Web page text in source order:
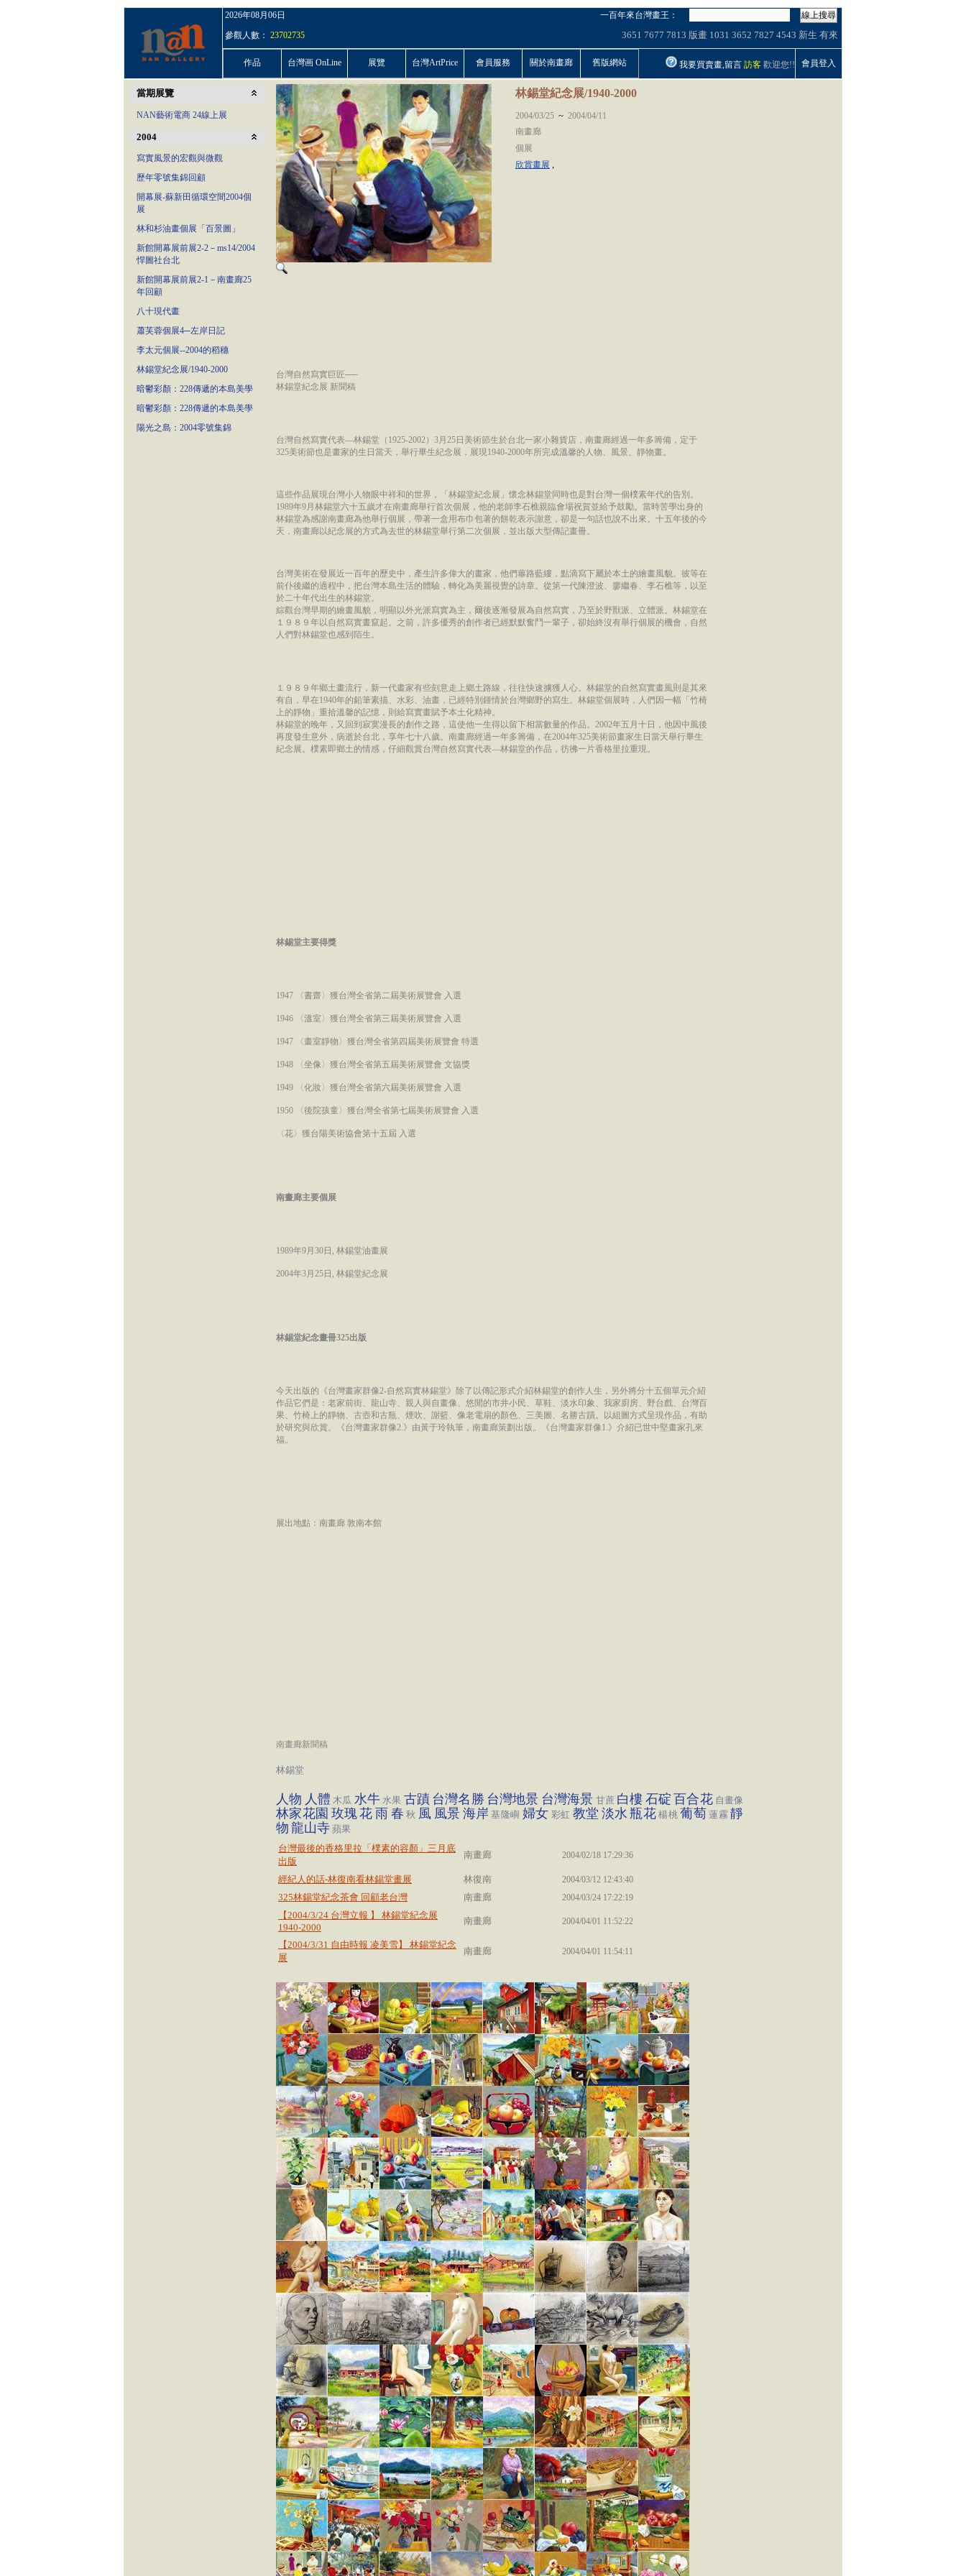
2026年08月06日 一百年來台灣畫王：
線上搜尋
參觀人數： 23702735 3651 7677 7813 版畫 1031 3652 7827 4543 新生 有來
作品 台灣画 OnLine 展覽 台灣ArtPrice 會員服務 關於南畫廊 舊版網站 我要買賣畫,留言 訪客 歡迎您!! 會員登入
當期展覽
NAN藝術電商 24線上展
2004
寫實風景的宏觀與微觀
歷年零號集錦回顧
開幕展-蘇新田循環空間2004個
展
林和杉油畫個展「百景圖」
新館開幕展前展2-2－ms14/2004
悍圖社台北
新館開幕展前展2-1－南畫廊25
年回顧
八十現代畫
蕭芙蓉個展4─左岸日記
李太元個展--2004的稻穗
林錫堂紀念展/1940-2000
暗鬱彩顏：228傳遞的本島美學
暗鬱彩顏：228傳遞的本島美學
陽光之島：2004零號集錦
林錫堂紀念展/1940-2000
2004/03/25 ~ 2004/04/11
南畫廊
個展
欣賞畫展 ,
台灣自然寫實巨匠──
林錫堂紀念展 新聞稿
台灣自然寫實代表—林錫堂（1925-2002）3月25日美術節生於台北一家小雜貨店，南畫廊經過一年多籌備，定于
325美術節也是畫家的生日當天，舉行畢生紀念展，展現1940-2000年所完成溫馨的人物、風景、靜物畫。
這些作品展現台灣小人物眼中祥和的世界，「林錫堂紀念展」懷念林錫堂同時也是對台灣一個樸素年代的告別。
1989年9月林錫堂六十五歲才在南畫廊舉行首次個展，他的老師李石樵親臨會場祝賀並給予鼓勵。當時苦學出身的
林錫堂為感謝南畫廊為他舉行個展，帶著一盒用布巾包著的餅乾表示謝意，卻是一句話也說不出來。十五年後的今
天，南畫廊以紀念展的方式為去世的林錫堂舉行第二次個展，並出版大型傳記畫冊。
台灣美術在發展近一百年的歷史中，產生許多偉大的畫家，他們蓽路藍縷，點滴寫下屬於本土的繪畫風貌。彼等在
前仆後繼的過程中，把台灣本島生活的體驗，轉化為美麗視覺的詩章。從第一代陳澄波、廖繼春、李石樵等，以至
於二十年代出生的林錫堂。
綜觀台灣早期的繪畫風貌，明顯以外光派寫實為主，爾後逐漸發展為自然寫實，乃至於野獸派、立體派。林錫堂在
１９８９年以自然寫實畫竄起。之前，許多優秀的創作者已經默默奮鬥一輩子，卻始終沒有舉行個展的機會，自然
人們對林錫堂也感到陌生。
１９８９年鄉土畫流行，新一代畫家有些刻意走上鄉土路線，往往快速擄獲人心。林錫堂的自然寫實畫風則是其來
有自，早在1940年的鉛筆素描、水彩、油畫，已經特別鍾情於台灣鄉野的寫生。林錫堂個展時，人們因一幅「竹椅
上的靜物」重拾溫馨的記憶，則給寫實畫賦予本土化精神。
林錫堂的晚年，又回到寂寞漫長的創作之路，這使他一生得以留下相當數量的作品。2002年五月十日，他因中風後
再度發生意外，病逝於台北，享年七十八歲。南畫廊經過一年多籌備，在2004年325美術節畫家生日當天舉行畢生
紀念展。樸素即鄉土的情感，仔細觀賞台灣自然寫實代表—林錫堂的作品，彷彿一片香格里拉重現。
林錫堂主要得獎
1947 〈書齋〉獲台灣全省第二屆美術展覽會 入選
1946 〈溫室〉獲台灣全省第三屆美術展覽會 入選
1947 〈畫室靜物〉獲台灣全省第四屆美術展覽會 特選
1948 〈坐像〉獲台灣全省第五屆美術展覽會 文協獎
1949 〈化妝〉獲台灣全省第六屆美術展覽會 入選
1950 〈後院孩童〉獲台灣全省第七屆美術展覽會 入選
〈花〉獲台陽美術協會第十五屆 入選
南畫廊主要個展
1989年9月30日, 林錫堂油畫展
2004年3月25日, 林錫堂紀念展
林錫堂紀念畫冊325出版
今天出版的《台灣畫家群像2-自然寫實林錫堂》除了以傳記形式介紹林錫堂的創作人生，另外將分十五個單元介紹
作品它們是：老家前街、龍山寺、親人與自畫像、悠閒的市井小民、草鞋、淡水印象、我家廚房、野台戲、台灣百
果、竹椅上的靜物、古壺和古瓶、煙吹、謝籃、像老電扇的顏色、三美圖、名勝古蹟。以組圖方式呈現作品，有助
於研究與欣賞。《台灣畫家群像2.》由黃于玲執筆，南畫廊策劃出版。《台灣畫家群像1.》介紹已世中堅畫家孔來
福。
展出地點：南畫廊 敦南本館
南畫廊新聞稿
林錫堂
人物 人體 木瓜 水牛 水果 古蹟 台灣名勝 台灣地景 台灣海景 甘蔗 白樓 石碇 百合花 自畫像
林家花園 玫瑰花 雨 春 秋 風 風景 海岸 基隆嶼 婦女 彩虹 教堂 淡水 瓶花 楊桃 葡萄 蓮霧 靜
物 龍山寺 蘋果
台灣最後的香格里拉「樸素的容顏」三月底
出版
南畫廊 2004/02/18 17:29:36
經紀人的話-林復南看林錫堂畫展 林復南 2004/03/12 12:43:40
325林錫堂紀念茶會 回顧老台灣 南畫廊 2004/03/24 17:22:19
【2004/3/24 台灣立報 】 林錫堂紀念展
1940-2000
南畫廊 2004/04/01 11:52:22
【2004/3/31 自由時報 凌美雪】 林錫堂紀念
展
南畫廊 2004/04/01 11:54:11